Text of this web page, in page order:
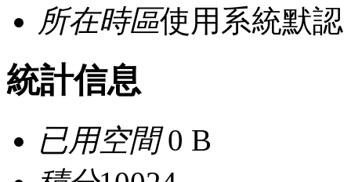
所在時區使用系統默認
統計信息
已用空間0 B